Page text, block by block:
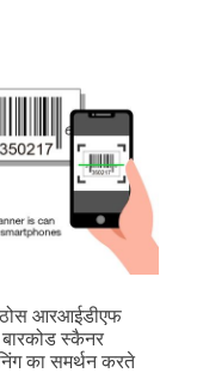
आरआईडीएफ
स्कैनर
का समर्थन करते